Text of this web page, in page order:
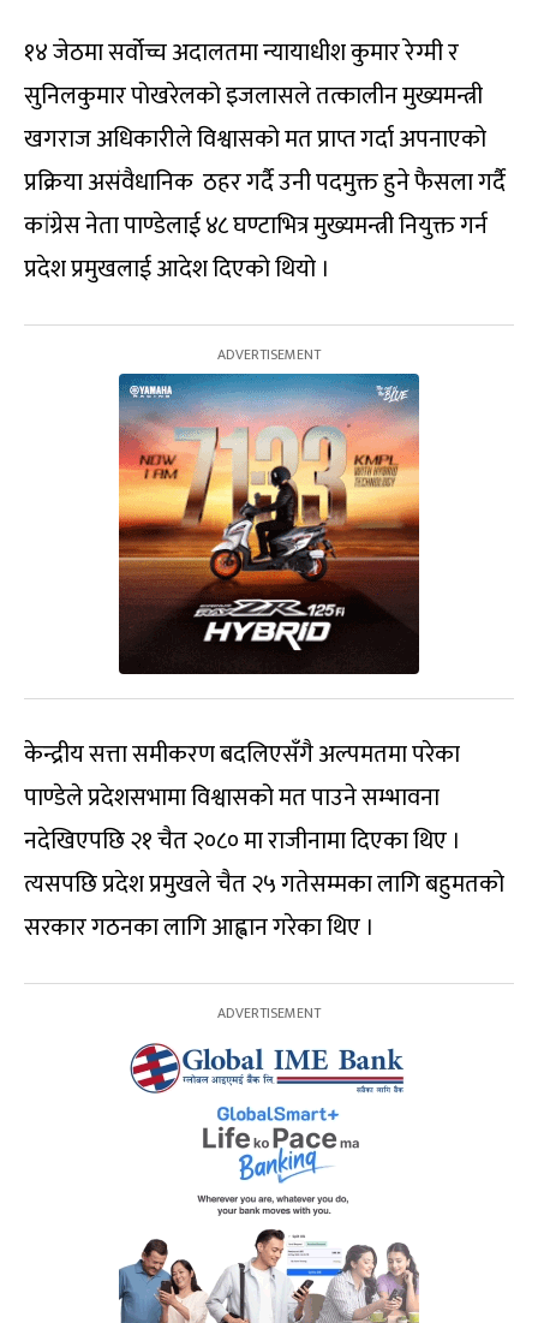
१४ जेठमा सर्वोच्च अदालतमा न्यायाधीश कुमार रेग्मी र
सुनिलकुमार पोखरेलको इजलासले तत्कालीन मुख्यमन्त्री
खगराज अधिकारीले विश्वासको मत प्राप्त गर्दा अपनाएको
प्रक्रिया असंवैधानिक ठहर गर्दै उनी पदमुक्त हुने फैसला गर्दै
कांग्रेस नेता पाण्डेलाई ४८ घण्टाभित्र मुख्यमन्त्री नियुक्त गर्न
प्रदेश प्रमुखलाई आदेश दिएको थियो ।
केन्द्रीय सत्ता समीकरण बदलिएसँगै अल्पमतमा परेका
पाण्डेले प्रदेशसभामा विश्वासको मत पाउने सम्भावना
नदेखिएपछि २१ चैत २०८० मा राजीनामा दिएका थिए ।
त्यसपछि प्रदेश प्रमुखले चैत २५ गतेसम्मका लागि बहुमतको
सरकार गठनका लागि आह्वान गरेका थिए ।